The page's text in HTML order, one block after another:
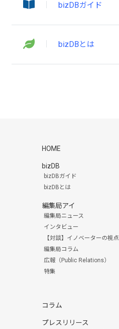
bizDBガイド
bizDBとは
HOME
bizDB
bizDBガイド
bizDBとは
編集局アイ
編集局ニュース
インタビュー
【対談】イノベーターの視点
編集局コラム
広報（Public Relations）
特集
コラム
プレスリリース